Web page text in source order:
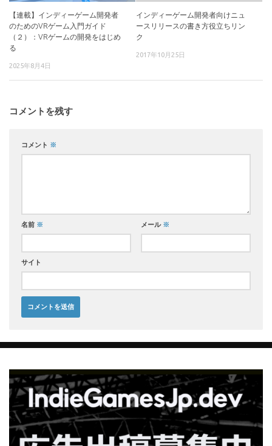
【連載】インディーゲーム開発者
のためのVRゲーム入門ガイド
（２）：VRゲームの開発をはじめ
る
2025年8月4日
インディーゲーム開発者向けニュ
ースリリースの書き方役立ちリン
ク
2017年10月25日
コメントを残す
コメント ※
名前 ※ メール ※
サイト